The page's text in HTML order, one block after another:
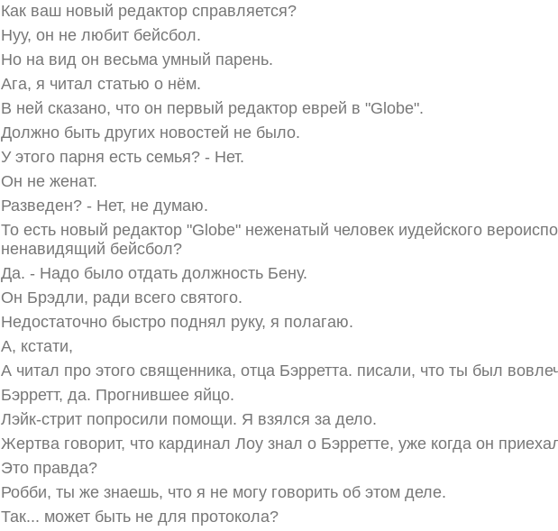
Как ваш новый редактор справляется?
Нуу, он не любит бейсбол.
Но на вид он весьма умный парень.
Ага, я читал статью о нём.
В ней сказано, что он первый редактор еврей в "Globe".
Должно быть других новостей не было.
У этого парня есть семья? - Нет.
Он не женат.
Разведен? - Нет, не думаю.
То есть новый редактор "Globe" неженатый человек иудейского
ненавидящий бейсбол?
Да. - Надо было отдать должность Бену.
Он Брэдли, ради всего святого.
Недостаточно быстро поднял руку, я полагаю.
А, кстати,
А читал про этого священника, отца Бэрретта. писали, что ты был
Бэрретт, да. Прогнившее яйцо.
Лэйк-стрит попросили помощи. Я взялся за дело.
Жертва говорит, что кардинал Лоу знал о Бэрретте, уже когда он
Это правда?
Робби, ты же знаешь, что я не могу говорить об этом деле.
Так... может быть не для протокола?